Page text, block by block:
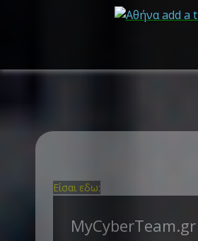
Είσαι εδω: